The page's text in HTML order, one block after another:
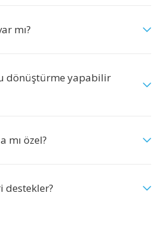
mı?
dönüştürme yapabilir
mı özel?
destekler?